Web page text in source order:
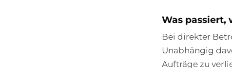
Was passiert,
Bei direkter
Unabhängig
Aufträge zu